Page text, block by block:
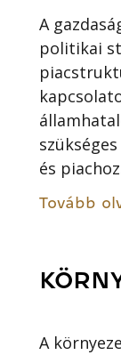
A
politikai
és
Tovább
A